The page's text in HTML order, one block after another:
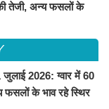
तेजी, अन्य फसलों के
जुलाई 2026: ग्वार में 60
फसलों के भाव रहे स्थिर